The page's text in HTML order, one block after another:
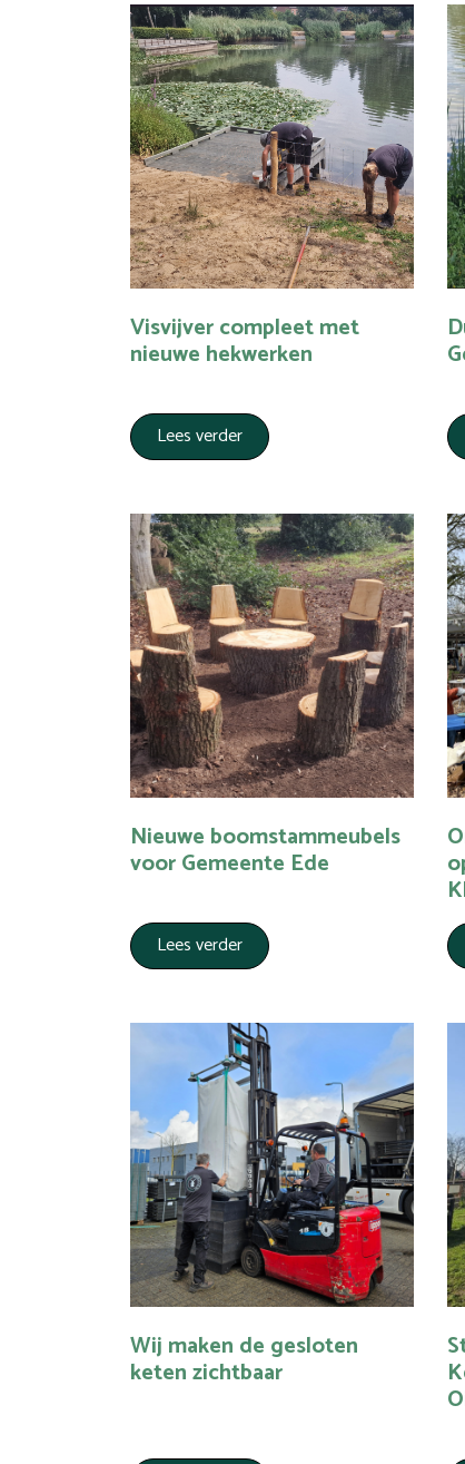
Visvijver compleet met
nieuwe hekwerken
Lees verder
Nieuwe boomstammeubels
voor Gemeente Ede
Lees verder
Wij maken de gesloten
keten zichtbaar